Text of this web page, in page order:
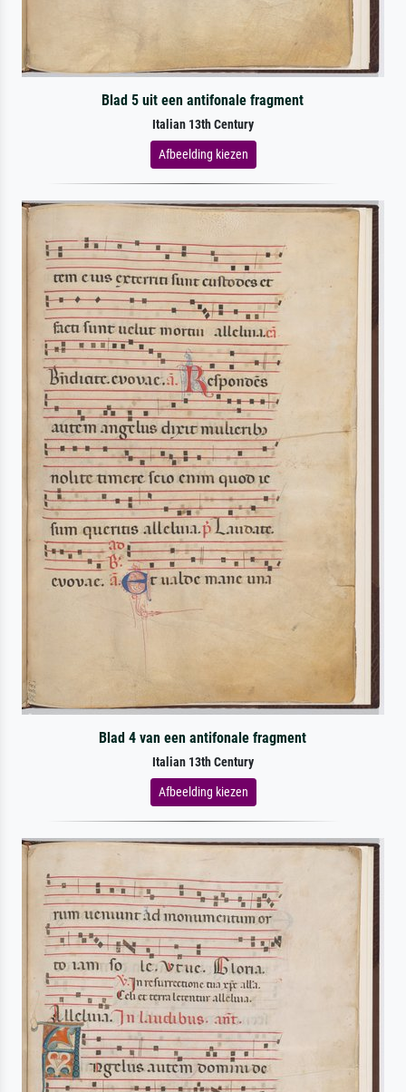
Blad 5 uit een antifonale fragment
Italian 13th Century
Afbeelding kiezen
Blad 4 van een antifonale fragment
Italian 13th Century
Afbeelding kiezen